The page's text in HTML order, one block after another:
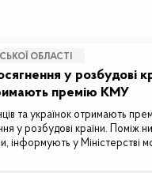
ОБЛАСТІ
у розбудові
премію КМУ
та українок отримають
у розбудові країни. Поміж
інформують у Міністерстві